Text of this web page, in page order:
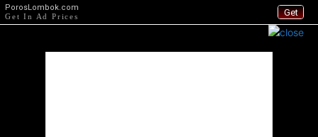
Get
PorosLombok.com
Get In Ad Prices